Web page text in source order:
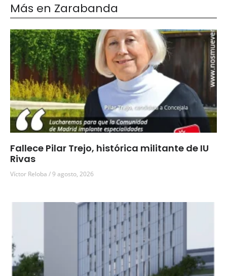
Más en Zarabanda
Fallece Pilar Trejo, histórica militante de IU
Rivas
Víctor Reloba 9 agosto, 2026